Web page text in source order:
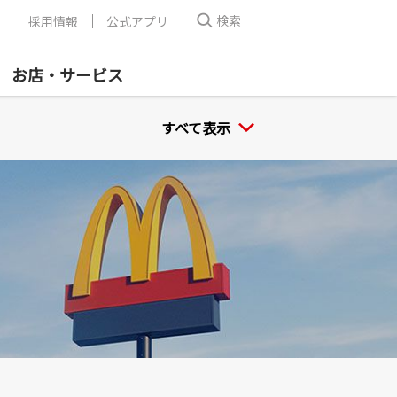
お店・サービス
採用情報 公式アプリ 検索
すべて表示